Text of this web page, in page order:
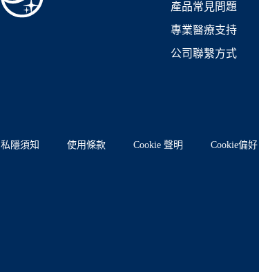
產品常見問題
專業醫療支持
公司聯繫方式
私隱須知 使用條款 Cookie 聲明 Cookie偏好